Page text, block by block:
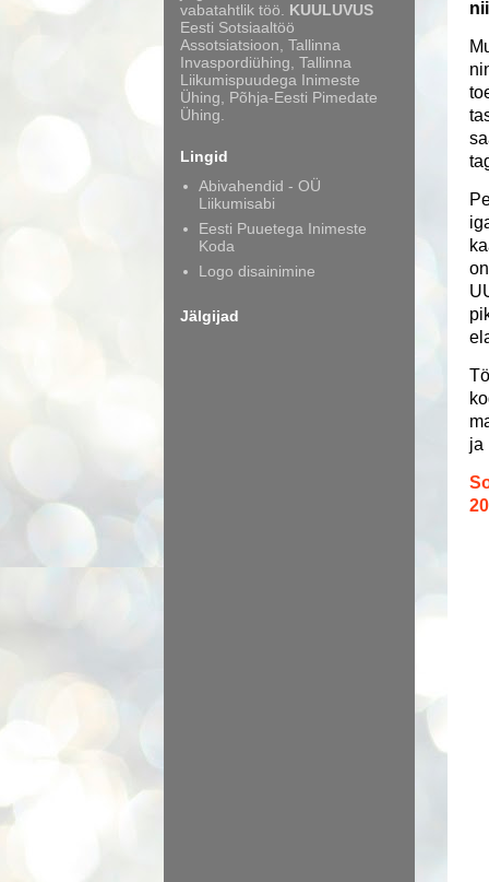
ja
vabatahtlik töö. KUULUVUS
Eesti Sotsiaaltöö
Assotsiatsioon, Tallinna
Invaspordiühing, Tallinna
Liikumispuudega Inimeste
Ühing, Põhja-Eesti Pimedate
Ühing.
Lingid
Abivahendid - OÜ
Liikumisabi
Eesti Puuetega Inimeste
Koda
Logo disainimine
Jälgijad